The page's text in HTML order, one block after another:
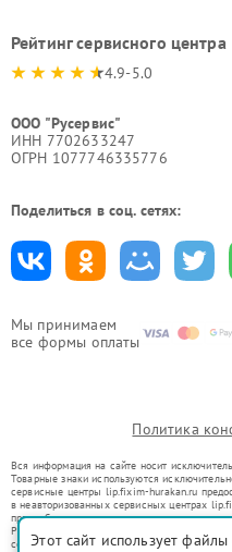
Мы принимаем
все формы оплаты
Рейтинг сервисного центра
4.9-5.0
ООО "Русервис"
ИНН 7702633247
ОГРН 1077746335776
Поделиться в соц. сетях:
Политика
Вся информация на сайте носит
Товарные знаки используются
сервисные центры lip.fixim-hurakan.ru
в неавторизованных сервисных центрах
правообладателями товарных знаков или
Ремонт осуществляется для устройств, уже
со статьей 1487 ГК РФ.
Этот сайт использует